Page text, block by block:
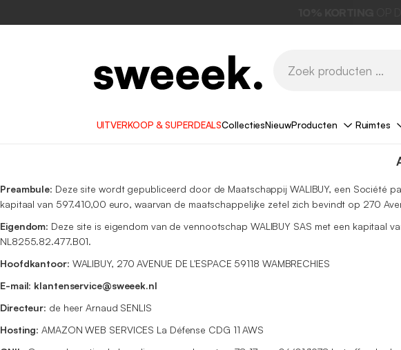
UITVERKOOP & SUPERDEALSCollectiesNieuwProducten Ruimtes
Preambule: Deze site wordt gepubliceerd door de Maatschappij WALIBUY, een Société
kapitaal van 597.410,00 euro, waarvan de maatschappelijke zetel zich bevindt op 270
Eigendom: Deze site is eigendom van de vennootschap WALIBUY SAS met een kapitaal
NL8255.82.477.B01.
Hoofdkantoor: WALIBUY, 270 AVENUE DE L'ESPACE 59118 WAMBRECHIES
E-mail: klantenservice@sweeek.nl
Directeur: de heer Arnaud SENLIS
Hosting: AMAZON WEB SERVICES La Défense CDG 11 AWS